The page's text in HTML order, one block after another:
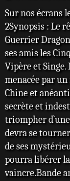
s
s
a
g
Sur nos écrans
2Synopsis : Le
Guerrier
ses amis les
Vipère et
menacée par
Chine et
secrète et
triompher
devra se
de ses
pourra libérer
vaincre.Bande